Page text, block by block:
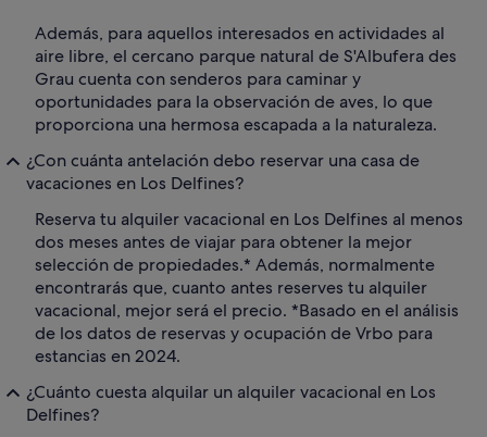
Además, para aquellos interesados en actividades al
aire libre, el cercano parque natural de S'Albufera des
Grau cuenta con senderos para caminar y
oportunidades para la observación de aves, lo que
proporciona una hermosa escapada a la naturaleza.
¿Con cuánta antelación debo reservar una casa de
vacaciones en Los Delfines?
Reserva tu alquiler vacacional en Los Delfines al menos
dos meses antes de viajar para obtener la mejor
selección de propiedades.* Además, normalmente
encontrarás que, cuanto antes reserves tu alquiler
vacacional, mejor será el precio. *Basado en el análisis
de los datos de reservas y ocupación de Vrbo para
estancias en 2024.
¿Cuánto cuesta alquilar un alquiler vacacional en Los
Delfines?